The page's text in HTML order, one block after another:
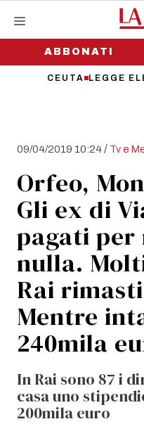
contenutoABBONATI
CEUTA LEGGE
09/04/2019 10:24/ Tv e
Orfeo,
Gli ex di
pagati per
nulla.
Rai
Mentre
240mila
In Rai sono 87 i
casa uno
200mila euro